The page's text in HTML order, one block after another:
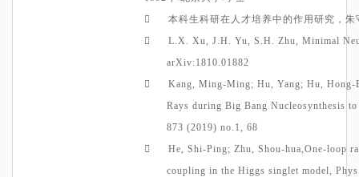

本科生科研在人才培养中的作用研究，

L.X. Xu, J.H. Yu, S.H. Zhu, Minimal
arXiv:1810.01882

Kang, Ming-Ming; Hu, Yang; Hu,
Rays during Big Bang Nucleosynthesis
873 (2019) no.1, 68

He, Shi-Ping; Zhu, Shou-hua,One-loop
coupling in the Higgs singlet model,